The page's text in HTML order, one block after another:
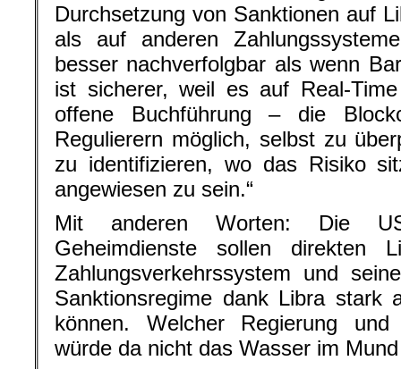
Durchsetzung von Sanktionen auf
als auf anderen
besser nachverfolgbar als wenn
ist sicherer, weil es auf Real-
offene Buchführung – die
Regulierern möglich, selbst zu
zu identifizieren, wo das Risiko
angewiesen zu sein.“
Mit anderen Worten: Die
Geheimdienste sollen direkten
Zahlungsverkehrssystem und
Sanktionsregime dank Libra stark
können. Welcher Regierung und
würde da nicht das Wasser im